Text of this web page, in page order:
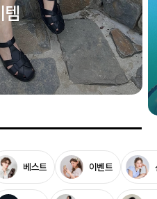
베스트 이벤트